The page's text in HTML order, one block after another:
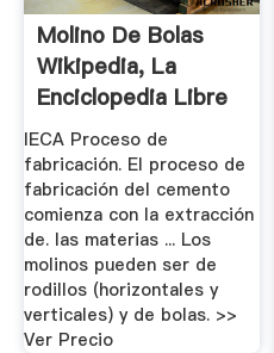
Molino De Bolas
Wikipedia, La
Enciclopedia Libre
IECA Proceso de
fabricación. El proceso de
fabricación del cemento
comienza con la extracción
de. las materias ... Los
molinos pueden ser de
rodillos (horizontales y
verticales) y de bolas. >>
Ver Precio